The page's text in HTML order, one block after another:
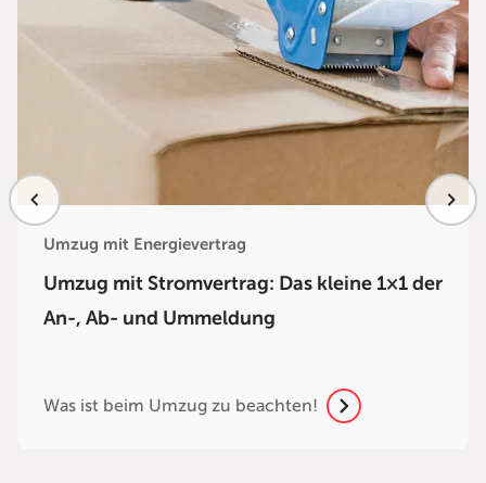
Umzug mit Energievertrag
Umzug mit Stromvertrag: Das kleine 1×1 der
An-, Ab- und Ummeldung
Was ist beim Umzug zu beachten!